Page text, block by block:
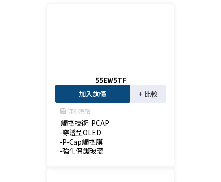
55EW5TF
加入詢價
+ 比較
feed詳細規格
觸控技術: PCAP
-穿透型OLED
-P-Cap觸控膜
-強化保護玻璃